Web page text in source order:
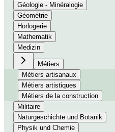
Géologie - Minéralogie
Géométrie
Horlogerie
Mathematik
Medizin
Métiers
Métiers artisanaux
Métiers artistiques
Métiers de la construction
Militaire
Naturgeschichte und Botanik
Physik und Chemie